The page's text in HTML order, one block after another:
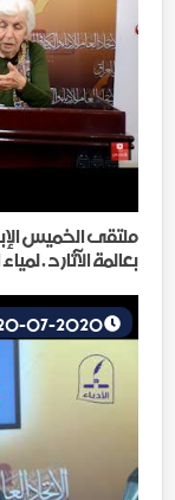
ملتقى الخميس
بعالمة الآثار د .